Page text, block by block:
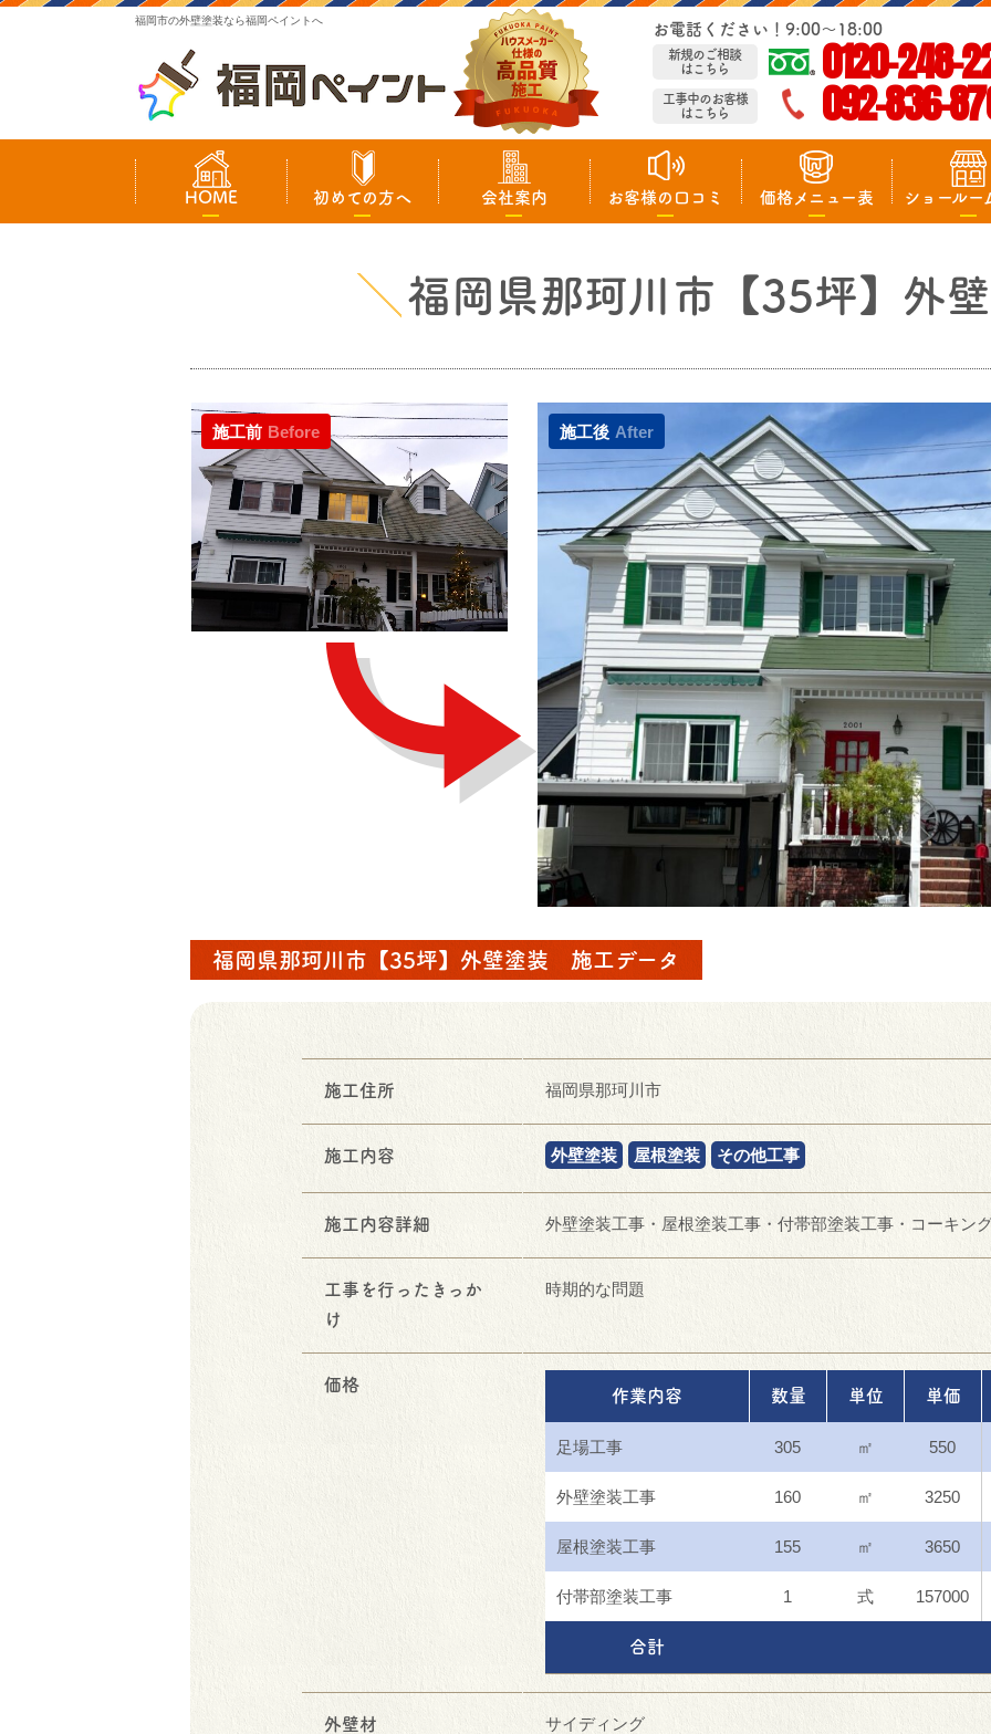
福岡市の外壁塗装なら福岡ペイントへ お電話ください！9:00～18:00
新規のご相談
はこちら
0120-248-
工事中のお客様
はこちら
092-836-
HOME 初めての方へ 会社案内 お客様の口コミ 価格メニュー表 ショールー
福岡県那珂川市【35坪】外
施工後 After
施工前 Before
福岡県那珂川市【35坪】外壁塗装 施工データ
施工住所 福岡県那珂川市
施工内容 外壁塗装 屋根塗装 その他工事
施工内容詳細 外壁塗装工事・屋根塗装工事・付帯部塗装工事・コーキン
工事を行ったきっか
け
時期的な問題
価格
作業内容 数量 単位 単価
足場工事 305 ㎡ 550
外壁塗装工事 160 ㎡ 3250
屋根塗装工事 155 ㎡ 3650
付帯部塗装工事 1 式 157000
合計
外壁材 サイディング